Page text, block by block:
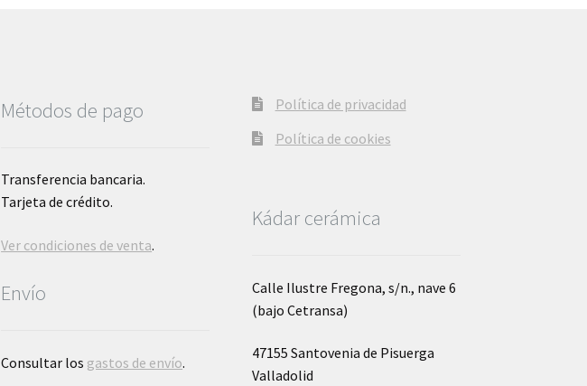
Métodos de pago
Transferencia bancaria.
Tarjeta de crédito.
Ver condiciones de venta.
Envío
Consultar los gastos de envío.
Política de privacidad
Política de cookies
Kádar cerámica
Calle Ilustre Fregona, s/n., nave 6
(bajo Cetransa)
47155 Santovenia de Pisuerga
Valladolid